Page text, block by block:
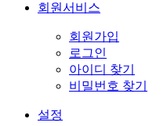
회원서비스
회원가입
로그인
아이디 찾기
비밀번호 찾기
설정